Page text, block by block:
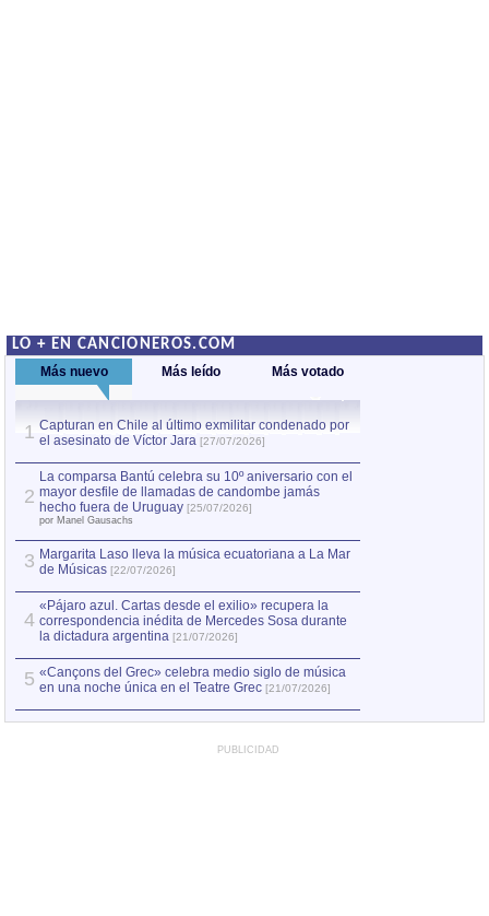
LO + EN CANCIONEROS.COM
Más nuevo Más leído Más votado
1 Capturan en Chile al último exmilitar condenado por
el asesinato de Víctor Jara [27/07/2026]
2
La comparsa Bantú celebra su 10º aniversario con el
mayor desfile de llamadas de candombe jamás
hecho fuera de Uruguay [25/07/2026]
por Manel Gausachs
3 Margarita Laso lleva la música ecuatoriana a La Mar
de Músicas [22/07/2026]
4
«Pájaro azul. Cartas desde el exilio» recupera la
correspondencia inédita de Mercedes Sosa durante
la dictadura argentina [21/07/2026]
5 «Cançons del Grec» celebra medio siglo de música
en una noche única en el Teatre Grec [21/07/2026]
PUBLICIDAD